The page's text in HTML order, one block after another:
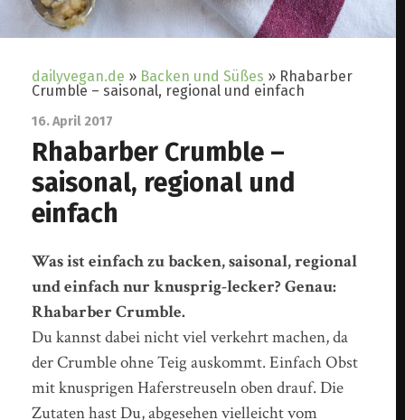
dailyvegan.de » Backen und Süßes » Rhabarber
Crumble – saisonal, regional und einfach
16. April 2017
Rhabarber Crumble –
saisonal, regional und
einfach
Was ist einfach zu backen, saisonal, regional
und einfach nur knusprig-lecker? Genau:
Rhabarber Crumble.
Du kannst dabei nicht viel verkehrt machen, da
der Crumble ohne Teig auskommt. Einfach Obst
mit knusprigen Haferstreuseln oben drauf. Die
Zutaten hast Du, abgesehen vielleicht vom